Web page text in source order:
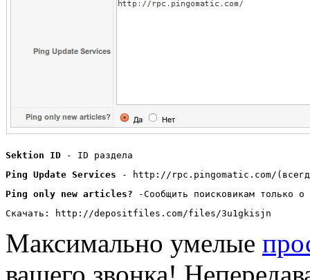
Sektion ID - ID раздела
Ping Update Services - http://rpc.pingomatic.com/
Ping only new articles? -Сообщить поисковикам только о
Скачать: http://depositfiles.com/files/3u1gkisjn
Максимально умелые
вашего звонка!